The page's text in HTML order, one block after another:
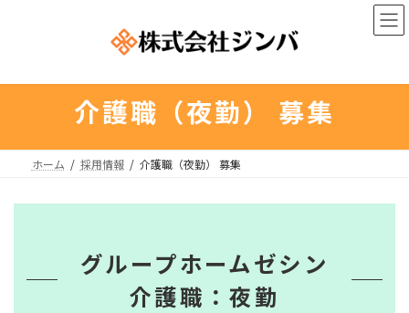
ツ
ッ
シ
移
介護職（夜勤） 募集
ホーム 採用情報 介護職（夜勤） 募集
グループホームゼシン
介護職：夜勤